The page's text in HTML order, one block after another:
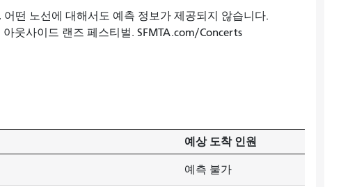
식
떤 노선에 대해서도 예측 정보가 제공되지 않습니다.
웃사이드 랜즈 페스티벌. SFMTA.com/Concerts
예상 도착 인원
예측 불가